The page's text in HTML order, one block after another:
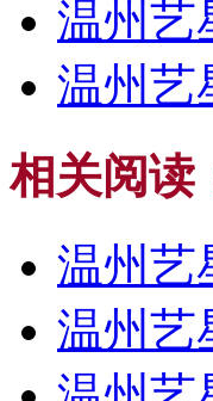
温州艺
温州艺
相关阅读
温州艺
温州艺